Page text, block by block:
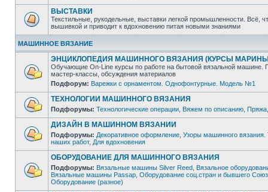
ВЫСТАВКИ
Текстильные, рукодельные, выставки легкой промышленности. Всё,
вышивкой и приводит к вдохновению питая новыми знаниями
МАШИННОЕ ВЯЗАНИЕ
ЭНЦИКЛОПЕДИЯ МАШИННОГО ВЯЗАНИЯ (КУРСЫ
Обучающие On-Line курсы по работе на бытовой вязальной машине.
мастер-классы, обсуждения материалов
Подфорум: Варежки с орнаментом. Однофонтурные. Модель №1
ТЕХНОЛОГИИ МАШИННОГО ВЯЗАНИЯ
Подфорумы: Технологические операции Вяжем по описанию Пряжа
ДИЗАЙН В МАШИННОМ ВЯЗАНИИ
Подфорумы: Декоративное оформление Узоры машинного вязания.
наших работ, Для вдохновения
ОБОРУДОВАНИЕ ДЛЯ МАШИННОГО ВЯЗАНИЯ
Подфорумы: Вязальные машины Silver Reed Вязальное
Вязальные машины Passap Оборудование соц.стран и бывшего
Оборудование (разное)